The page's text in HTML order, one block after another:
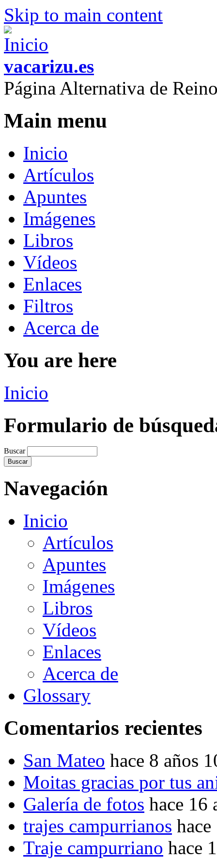
Skip to main content
vacarizu.es
Página Alternativa de
Main menu
Inicio
Artículos
Apuntes
Imágenes
Libros
Vídeos
Enlaces
Filtros
Acerca de
You are here
Inicio
Formulario de
Buscar
Navegación
Inicio
Artículos
Apuntes
Imágenes
Libros
Vídeos
Enlaces
Acerca de
Glossary
Comentarios recientes
San Mateo hace 8 años
Moitas gracias por tus
Galería de fotos hace 16
trajes campurrianos
Traje campurriano hace